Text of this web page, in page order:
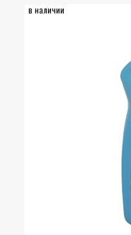
в наличии